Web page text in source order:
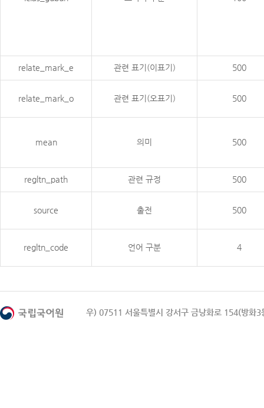
relate_mark_e 관련 표기(이표기) 500
relate_mark_o 관련 표기(오표기) 500
mean 의미 500
regltn_path 관련 규정 500
source 출전 500
regltn_code 언어 구분 4
우) 07511 서울특별시 강서구 금낭화로 154(방화3